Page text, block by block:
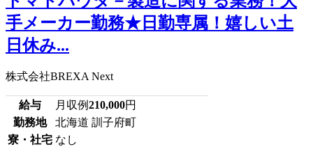
手メーカー勤務★日勤専属！嬉しい土
日休み...
株式会社BREXA Next
給与 月収例210,000円
勤務地
北海道 訓子府町
寮・社宅 なし